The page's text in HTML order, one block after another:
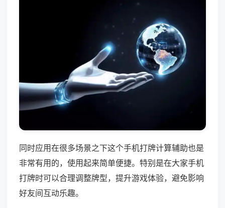
同时应用在很多场景之下这个手机打牌计算辅助也是
非常有用的，使用起来简单便捷。特别是在大家手机
打牌时可以合理调整牌型，提升游戏体验，避免影响
好友间互动乐趣。